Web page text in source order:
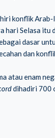
konflik
hari Selasa itu
dasar
dan
atau enam
dihadiri 700